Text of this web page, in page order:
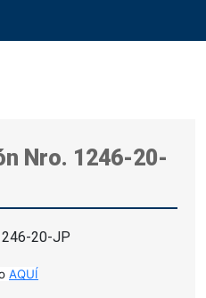
Nro. 1246-20-
AQUÍ